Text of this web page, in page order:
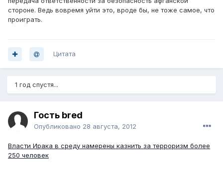
стороне. Ведь вовремя уйти это, вроде бы, не тоже самое, что
проиграть.
Цитата
1 год спустя...
Гость bred
Опубликовано 28 августа, 2012
Власти Ирака в среду намерены казнить за терроризм более
250 человек